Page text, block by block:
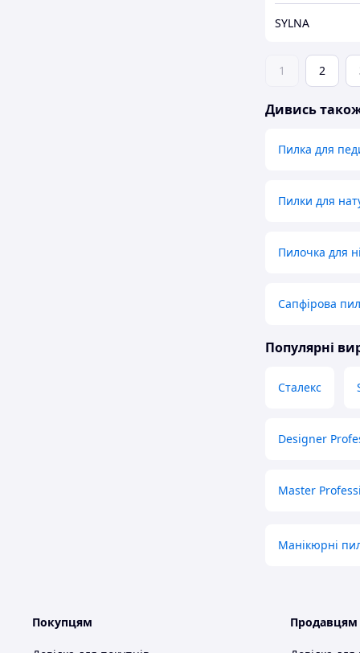
SYLNA
1 2
Дивись
Пилка для
Пилки для
Пилочка для
Сапфірова
Популярні
Сталекс
Designer
Master
Манікюрні
Покупцям Продавцям